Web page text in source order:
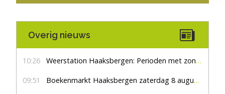
Overig nieuws
10:26 Weerstation Haaksbergen: Perioden met zon en droog
09:51 Boekenmarkt Haaksbergen zaterdag 8 augustus, marktplein Haaksbergen